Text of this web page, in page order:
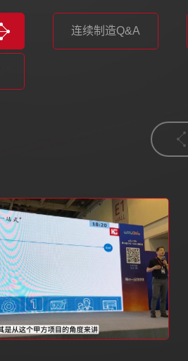
连续制造Q&A
2026
2026